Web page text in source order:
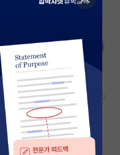
라고 비난하시는 님들